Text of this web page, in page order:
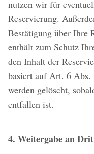
nutzen wir für
Reservierung.
Bestätigung über Ihre
enthält zum Schutz
den Inhalt der
basiert auf Art. 6
werden gelöscht,
entfallen ist.
4. Weitergabe an